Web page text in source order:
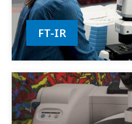
FT-IR